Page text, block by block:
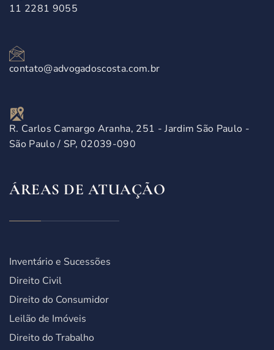
11 2281 9055
contato@advogadoscosta.com.br
R. Carlos Camargo Aranha, 251 - Jardim São Paulo -
São Paulo / SP, 02039-090
ÁREAS DE ATUAÇÃO
Inventário e Sucessões
Direito Civil
Direito do Consumidor
Leilão de Imóveis
Direito do Trabalho